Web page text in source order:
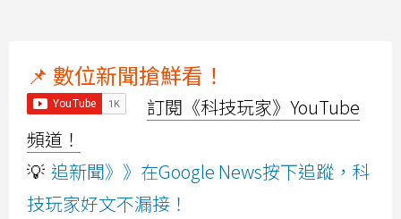
📌 數位新聞搶鮮看！
訂閱《科技玩家》YouTube
頻道！
💡 追新聞》》在Google News按下追蹤，科
技玩家好文不漏接！